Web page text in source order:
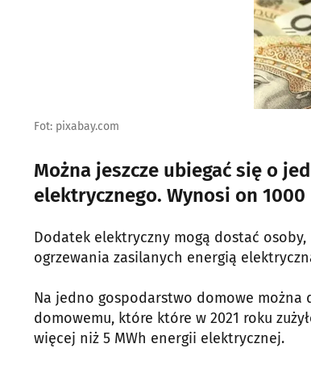
Fot: pixabay.com
Można jeszcze ubiegać się o
elektrycznego. Wynosi on 1000
Dodatek elektryczny mogą dostać
ogrzewania zasilanych energią
Na jedno gospodarstwo domowe można
domowemu, które które w 2021 roku
więcej niż 5 MWh energii elektrycznej.